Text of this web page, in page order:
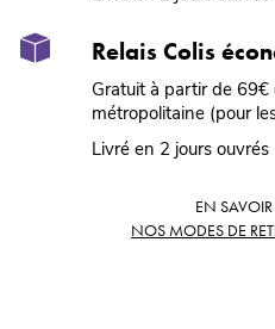
Relais Colis
Gratuit à partir de 69€
métropolitaine (pour
Livré en 2 jours ouvrés
EN SAVOIR
NOS MODES DE